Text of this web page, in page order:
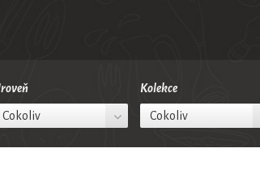
Cokoliv
Kolekce
Cokoliv